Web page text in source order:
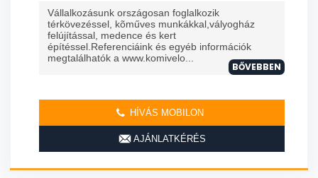
Vállalkozásunk országosan foglalkozik
térkövezéssel, kõműves munkákkal,vályogház
felújítással, medence és kert
építéssel.Referenciáink és egyéb információk
megtalálhatók a www.komivelo...
BŐVEBBEN
HÍVÁS MOBILON
AJÁNLATKÉRÉS